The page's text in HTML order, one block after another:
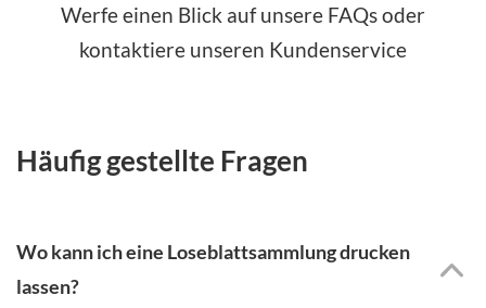
Werfe einen Blick auf unsere FAQs oder
kontaktiere unseren Kundenservice
Häufig gestellte Fragen
Wo kann ich eine Loseblattsammlung drucken
lassen?